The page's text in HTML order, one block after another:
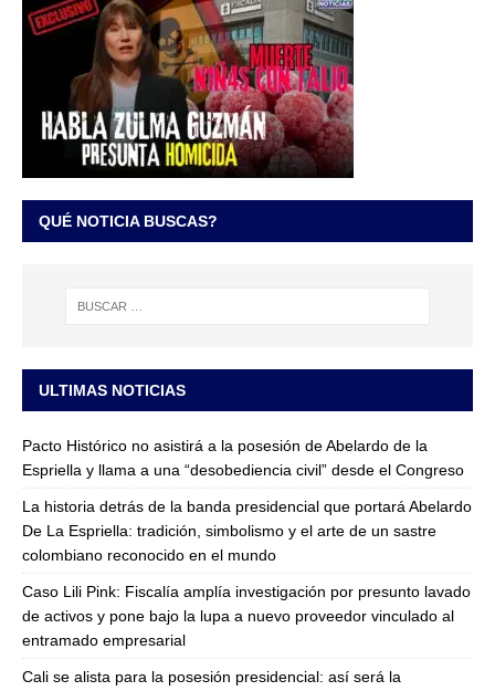
QUÉ NOTICIA BUSCAS?
ULTIMAS NOTICIAS
Pacto Histórico no asistirá a la posesión de Abelardo de la
Espriella y llama a una “desobediencia civil” desde el Congreso
La historia detrás de la banda presidencial que portará Abelardo
De La Espriella: tradición, simbolismo y el arte de un sastre
colombiano reconocido en el mundo
Caso Lili Pink: Fiscalía amplía investigación por presunto lavado
de activos y pone bajo la lupa a nuevo proveedor vinculado al
entramado empresarial
Cali se alista para la posesión presidencial: así será la